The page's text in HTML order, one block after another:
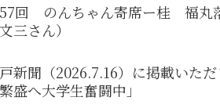
回 のんちゃん寄席ー桂 福丸
三さん）
新聞（2026.7.16）に掲載いた
盛へ大学生奮闘中」